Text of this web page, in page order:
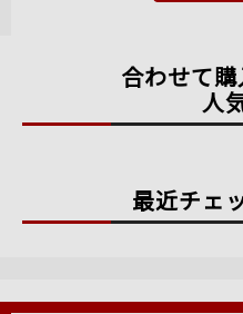
合わせて
人
最近チェ